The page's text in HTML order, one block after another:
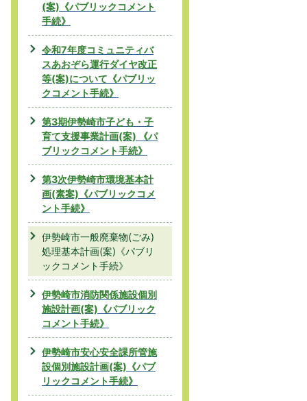
(案)《パブリックコメント
手続》
令和7年度コミュニティバ
スあおぞら運行ダイヤ改正
等(案)について《パブリッ
クコメント手続》
第3期伊勢崎市子ども・子
育て支援事業計画(案) 《パ
ブリックコメント手続》
第3次伊勢崎市環境基本計
画(素案)《パブリックコメ
ント手続》
伊勢崎市一般廃棄物(ごみ)
処理基本計画(案)《パブリ
ックコメント手続》
伊勢崎市消防関係施設個別
施設計画(案)《パブリック
コメント手続》
伊勢崎市安心安全課所管施
設個別施設計画(案)《パブ
リックコメント手続》